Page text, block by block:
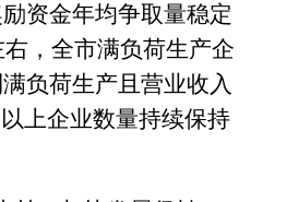
资金年均争取量稳定
右，全市满负荷生产企
负荷生产且营业收入
上企业数量持续保持